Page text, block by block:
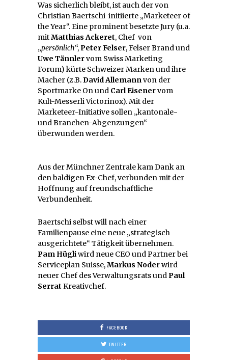
Was sicherlich bleibt, ist auch der von
Christian Baertschi initiierte „Marketeer of
the Year“. Eine prominent besetzte Jury (u.a.
mitMatthias Ackeret, Chef von
„persönlich“,Peter Felser, Felser Brand und
Uwe Tännlervom Swiss Marketing
Forum) kürte Schweizer Marken und ihre
Macher (z.B.David Allemannvon der
Sportmarke On und Carl Eisenervom
Kult-Messerli Victorinox). Mit der
Marketeer-Initiative sollen „kantonale-
und Branchen-Abgenzungen“
überwunden werden.
Aus der Münchner Zentrale kam Dank an
den baldigen Ex-Chef, verbunden mit der
Hoffnung auf freundschaftliche
Verbundenheit.
Baertschi selbst will nach einer
Familienpause eine neue „strategisch
ausgerichtete“ Tätigkeit übernehmen.
Pam Hügliwird neue CEO und Partner bei
Serviceplan Suisse,Markus Noderwird
neuer Chef des Verwaltungsrats undPaul
Serrat Kreativchef.
FACEBOOK
TWITTER